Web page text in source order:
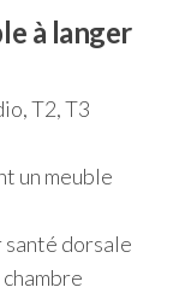
à langer
T2, T3
un meuble
santé dorsale